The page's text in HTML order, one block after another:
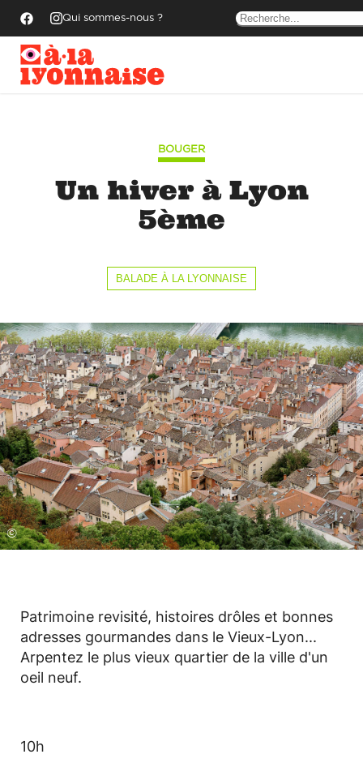
Qui sommes-nous ?
BOUGER
Un hiver à Lyon
5ème
BALADE À LA LYONNAISE
©
Patrimoine revisité, histoires drôles et bonnes
adresses gourmandes dans le Vieux-Lyon...
Arpentez le plus vieux quartier de la ville d'un
oeil neuf.
10h